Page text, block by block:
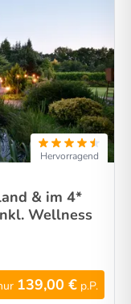
Hervorragend
& im 4*
Wellness
139,00 € p.P.